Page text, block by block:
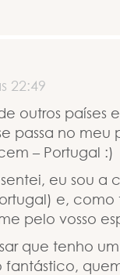
22:49
outros países
passa no meu
– Portugal :)
eu sou a
e,
pelo vosso
que tenho
fantástico,